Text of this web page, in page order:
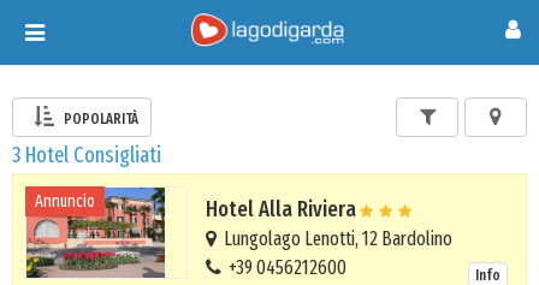
Toggle
navigation
POPOLARITÀ
3 Hotel Consigliati
Annuncio Hotel Alla Riviera
Lungolago Lenotti, 12 Bardolino
+39 0456212600
Info